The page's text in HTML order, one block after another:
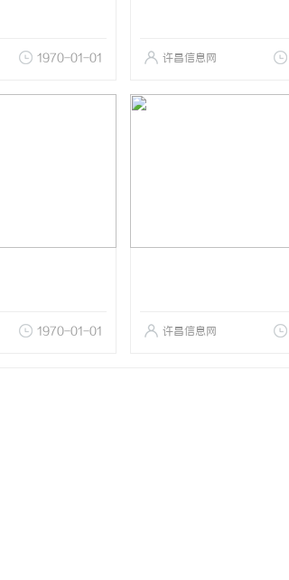
1970-01-01 许昌信息网
1970-01-01 许昌信息网